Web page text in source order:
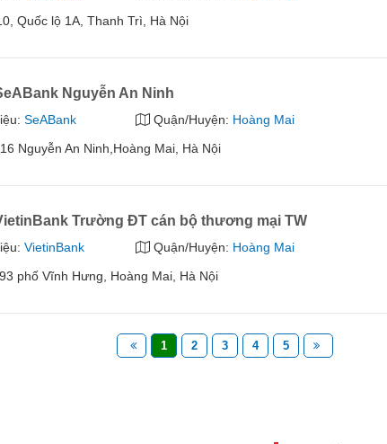
Quốc lộ 1A, Thanh Trì, Hà Nội
Nguyễn An Ninh
SeABank Quận/Huyện: Hoàng Mai
Nguyễn An Ninh,Hoàng Mai, Hà Nội
Trường ĐT cán bộ thương mại TW
VietinBank Quận/Huyện: Hoàng Mai
phố Vĩnh Hưng, Hoàng Mai, Hà Nội
1 2 3 4 5